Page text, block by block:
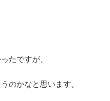
たですが、
のかなと思います。